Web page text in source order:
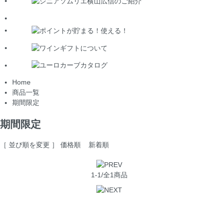
Home
商品一覧
期間限定
期間限定
［ 並び順を変更 ］ 価格順 新着順
1-1/全1商品